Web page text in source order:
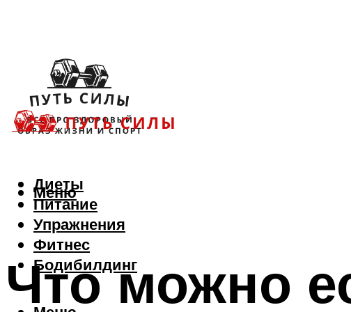
Диеты
Питание
Упражнения
Фитнес
Бодибилдинг
Меню
Что можно